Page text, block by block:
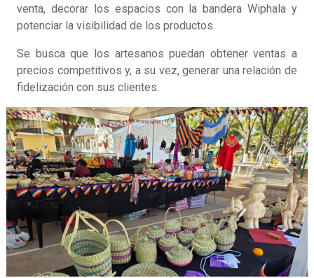
venta, decorar los espacios con la bandera Wiphala y
potenciar la visibilidad de los productos.
Se busca que los artesanos puedan obtener ventas a
precios competitivos y, a su vez, generar una relación de
fidelización con sus clientes.